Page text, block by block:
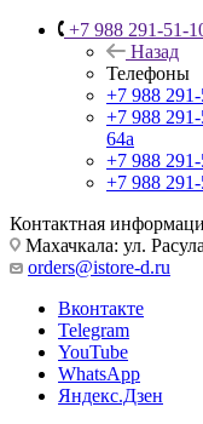
+7 988 291-51-
Назад
Телефоны
+7 988
+7 988
64а
+7 988
+7 988
Контактная
Махачкала: ул.
orders@istore-d.ru
Вконтакте
Telegram
YouTube
WhatsApp
Яндекс.Дзен